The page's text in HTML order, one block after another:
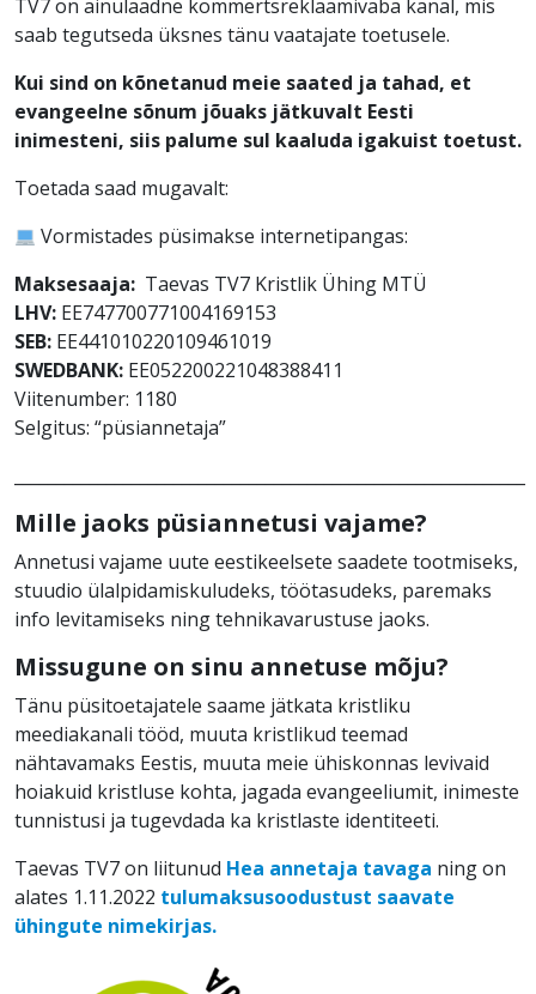
TV7 on ainulaadne kommertsreklaamivaba kanal, mis
saab tegutseda üksnes tänu vaatajate toetusele.
Kui sind on kõnetanud meie saated ja tahad, et
evangeelne sõnum jõuaks jätkuvalt Eesti
inimesteni, siis palume sul kaaluda igakuist toetust.
Toetada saad mugavalt:
Vormistades püsimakse internetipangas:
Maksesaaja: Taevas TV7 Kristlik Ühing MTÜ
LHV: EE747700771004169153
SEB: EE441010220109461019
SWEDBANK: EE052200221048388411
Viitenumber: 1180
Selgitus: “püsiannetaja”
Mille jaoks püsiannetusi vajame?
Annetusi vajame uute eestikeelsete saadete tootmiseks,
stuudio ülalpidamiskuludeks, töötasudeks, paremaks
info levitamiseks ning tehnikavarustuse jaoks.
Missugune on sinu annetuse mõju?
Tänu püsitoetajatele saame jätkata kristliku
meediakanali tööd, muuta kristlikud teemad
nähtavamaks Eestis, muuta meie ühiskonnas levivaid
hoiakuid kristluse kohta, jagada evangeeliumit, inimeste
tunnistusi ja tugevdada ka kristlaste identiteeti.
Taevas TV7 on liitunud Hea annetaja tavaga ning on
alates 1.11.2022 tulumaksusoodustust saavate
ühingute nimekirjas.